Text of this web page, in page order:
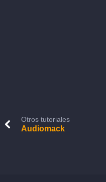
Otros tutoriales
Audiomack